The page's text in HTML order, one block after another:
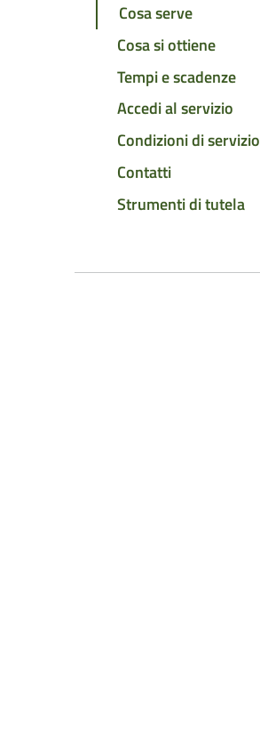
Cosa serve
Cosa si ottiene
Tempi e scadenze
Accedi al servizio
Condizioni di servizio
Contatti
Strumenti di tutela